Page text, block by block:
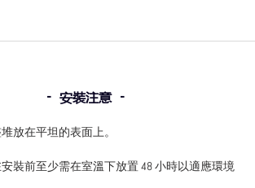
- 安裝注意-
放在平坦的表面上。
裝前至少需在室溫下放置 48 小時以適應環境